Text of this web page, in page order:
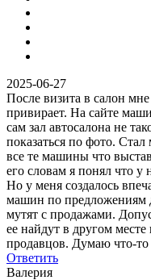
2025-06-27
После визита в салон мне
привирает. На сайте
сам зал автосалона не
показаться по фото.
все те машины что
его словам я понял что у
Но у меня создалось
машин по предложениям
мутят с продажами.
ее найдут в другом
продавцов. Думаю что-
Ответить
Валерия